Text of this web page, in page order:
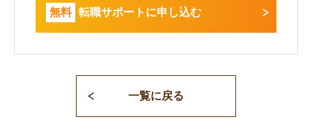
無料 転職サポートに申し込む
一覧に戻る